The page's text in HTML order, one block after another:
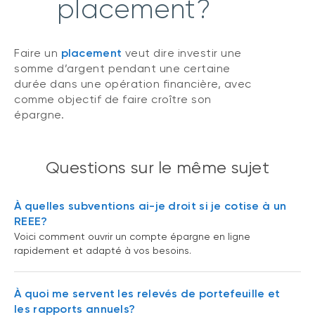
placement?
Faire un placement veut dire investir une
somme d’argent pendant une certaine
durée dans une opération financière, avec
comme objectif de faire croître son
épargne.
Questions sur le même sujet
À quelles subventions ai-je droit si je cotise à un
REEE?
Voici comment ouvrir un compte épargne en ligne
rapidement et adapté à vos besoins.
À quoi me servent les relevés de portefeuille et
les rapports annuels?